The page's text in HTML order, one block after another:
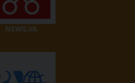
NEWS.VA